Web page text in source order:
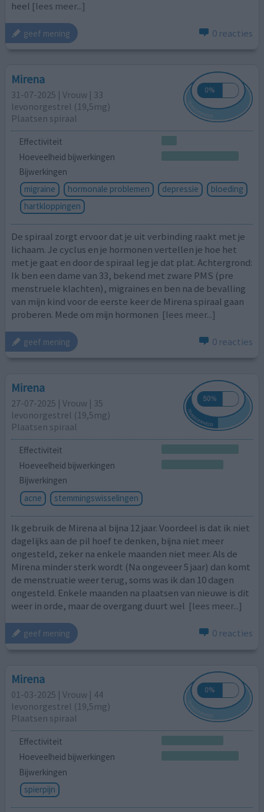
heel [lees meer...]
geef mening 0 reacties
Mirena
31-07-2025 | Vrouw | 33
levonorgestrel (19,5mg)
Plaatsen spiraal
Effectiviteit
Hoeveelheid bijwerkingen
Bijwerkingen
migraine
hormonale problemen depressie
bloeding
hartkloppingen
De spiraal zorgt ervoor dat je uit verbinding raakt met je
lichaam. Je cyclus en je hormonen vertellen je hoe het
met je gaat en door de spiraal leg je dat plat. Achtergrond:
Ik ben een dame van 33, bekend met zware PMS (pre
menstruele klachten), migraines en ben na de bevalling
van mijn kind voor de eerste keer de Mirena spiraal gaan
proberen. Mede om mijn hormonen [lees meer...]
geef mening 0 reacties
Mirena
27-07-2025 | Vrouw | 35
levonorgestrel (19,5mg)
Plaatsen spiraal
Effectiviteit
Hoeveelheid bijwerkingen
Bijwerkingen
acne
stemmingswisselingen
Ik gebruik de Mirena al bijna 12 jaar. Voordeel is dat ik niet
dagelijks aan de pil hoef te denken, bijna niet meer
ongesteld, zeker na enkele maanden niet meer. Als de
Mirena minder sterk wordt (Na ongeveer 5 jaar) dan komt
de menstruatie weer terug, soms was ik dan 10 dagen
ongesteld. Enkele maanden na plaatsen van nieuwe is dit
weer in orde, maar de overgang duurt wel [lees meer...]
geef mening 0 reacties
Mirena
01-03-2025 | Vrouw | 44
levonorgestrel (19,5mg)
Plaatsen spiraal
Effectiviteit
Hoeveelheid bijwerkingen
Bijwerkingen
spierpijn